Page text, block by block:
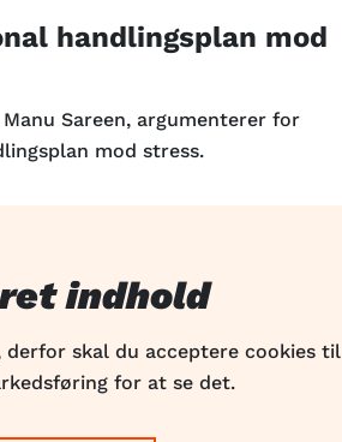
handlingsplan mod
Sareen, argumenterer for
mod stress.
indhold
skal du acceptere cookies til
for at se det.